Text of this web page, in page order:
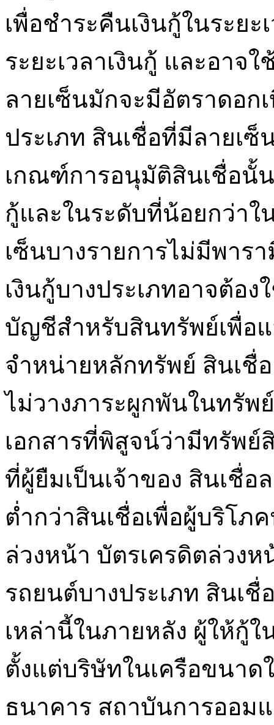
เพื่อชำระคืนเงินกู้ในระยะ
ระยะเวลาเงินกู้ และอาจ
ลายเซ็นมักจะมีอัตราดอก
ประเภท สินเชื่อที่มีลายเ
เกณฑ์การอนุมัติสินเชื่อนั้
กู้และในระดับที่น้อยกว่าใ
เซ็นบางรายการไม่มีพาร
เงินกู้บางประเภทอาจต้อ
บัญชีสำหรับสินทรัพย์เพื่อ
จำหน่ายหลักทรัพย์ สินเชื่
ไม่วางภาระผูกพันในทรั
เอกสารที่พิสูจน์ว่ามีทรัพย์
ที่ผู้ยืมเป็นเจ้าของ สินเชื่อ
ต่ำกว่าสินเชื่อเพื่อผู้บริโภ
ล่วงหน้า บัตรเครดิตล่วง
รถยนต์บางประเภท สินเชื่
เหล่านี้ในภายหลัง ผู้ให้กู้
ตั้งแต่บริษัทในเครือขนา
ธนาคาร สถาบันการออม